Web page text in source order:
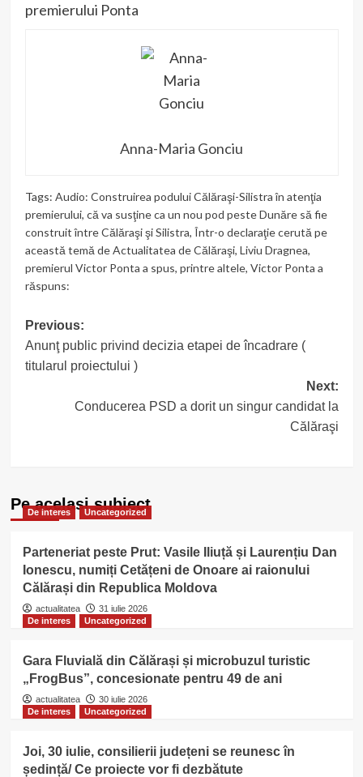
premierului Ponta
Anna-Maria Gonciu
Tags: Audio: Construirea podului Călăraşi-Silistra în atenţia
premierului, că va susţine ca un nou pod peste Dunăre să fie
construit între Călăraşi şi Silistra, Într-o declaraţie cerută pe
această temă de Actualitatea de Călăraşi, Liviu Dragnea,
premierul Victor Ponta a spus, printre altele, Victor Ponta a
răspuns:
Post
navigation
Previous:
Anunţ public privind decizia etapei de încadrare (
titularul proiectului )
Next:
Conducerea PSD a dorit un singur candidat la
Călăraşi
Pe acelasi subiect
De interes Uncategorized
Parteneriat peste Prut: Vasile Iliuță și Laurențiu Dan
Ionescu, numiți Cetățeni de Onoare ai raionului
Călărași din Republica Moldova
actualitatea
31 iulie 2026
De interes
Uncategorized
Gara Fluvială din Călărași și microbuzul turistic
„FrogBus”, concesionate pentru 49 de ani
actualitatea
30 iulie 2026
De interes
Uncategorized
Joi, 30 iulie, consilierii județeni se reunesc în
ședință/ Ce proiecte vor fi dezbătute